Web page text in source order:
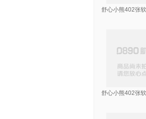
舒心小熊402张
舒心小熊402张